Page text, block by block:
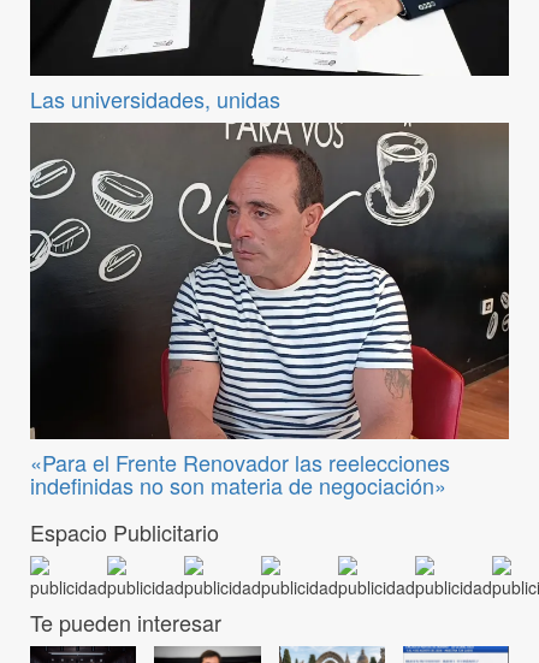
Las universidades, unidas
«Para el Frente Renovador las reelecciones
indefinidas no son materia de negociación»
Espacio Publicitario
Te pueden interesar